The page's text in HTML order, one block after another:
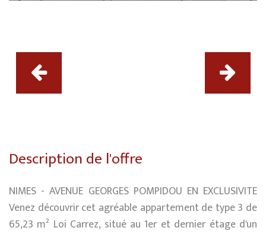
Description de l'offre
NIMES - AVENUE GEORGES POMPIDOU EN EXCLUSIVITE
Venez découvrir cet agréable appartement de type 3 de
65,23 m² Loi Carrez, situé au 1er et dernier étage d'un